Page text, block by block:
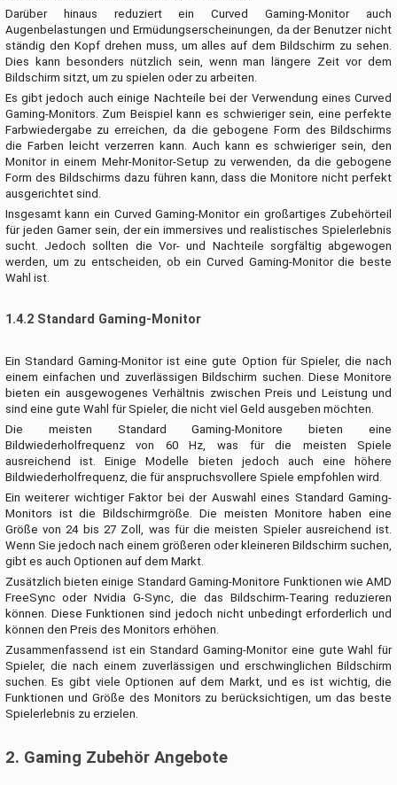
Darüber hinaus reduziert ein Curved Gaming-Monitor auch
Augenbelastungen und Ermüdungserscheinungen, da der Benutzer nicht
ständig den Kopf drehen muss, um alles auf dem Bildschirm zu sehen.
Dies kann besonders nützlich sein, wenn man längere Zeit vor dem
Bildschirm sitzt, um zu spielen oder zu arbeiten.
Es gibt jedoch auch einige Nachteile bei der Verwendung eines Curved
Gaming-Monitors. Zum Beispiel kann es schwieriger sein, eine perfekte
Farbwiedergabe zu erreichen, da die gebogene Form des Bildschirms
die Farben leicht verzerren kann. Auch kann es schwieriger sein, den
Monitor in einem Mehr-Monitor-Setup zu verwenden, da die gebogene
Form des Bildschirms dazu führen kann, dass die Monitore nicht perfekt
ausgerichtet sind.
Insgesamt kann ein Curved Gaming-Monitor ein großartiges Zubehörteil
für jeden Gamer sein, der ein immersives und realistisches Spielerlebnis
sucht. Jedoch sollten die Vor- und Nachteile sorgfältig abgewogen
werden, um zu entscheiden, ob ein Curved Gaming-Monitor die beste
Wahl ist.
1.4.2 Standard Gaming-Monitor
Ein Standard Gaming-Monitor ist eine gute Option für Spieler, die nach
einem einfachen und zuverlässigen Bildschirm suchen. Diese Monitore
bieten ein ausgewogenes Verhältnis zwischen Preis und Leistung und
sind eine gute Wahl für Spieler, die nicht viel Geld ausgeben möchten.
Die meisten Standard Gaming-Monitore bieten eine
Bildwiederholfrequenz von 60 Hz, was für die meisten Spiele
ausreichend ist. Einige Modelle bieten jedoch auch eine höhere
Bildwiederholfrequenz, die für anspruchsvollere Spiele empfohlen wird.
Ein weiterer wichtiger Faktor bei der Auswahl eines Standard Gaming-
Monitors ist die Bildschirmgröße. Die meisten Monitore haben eine
Größe von 24 bis 27 Zoll, was für die meisten Spieler ausreichend ist.
Wenn Sie jedoch nach einem größeren oder kleineren Bildschirm suchen,
gibt es auch Optionen auf dem Markt.
Zusätzlich bieten einige Standard Gaming-Monitore Funktionen wie AMD
FreeSync oder Nvidia G-Sync, die das Bildschirm-Tearing reduzieren
können. Diese Funktionen sind jedoch nicht unbedingt erforderlich und
können den Preis des Monitors erhöhen.
Zusammenfassend ist ein Standard Gaming-Monitor eine gute Wahl für
Spieler, die nach einem zuverlässigen und erschwinglichen Bildschirm
suchen. Es gibt viele Optionen auf dem Markt, und es ist wichtig, die
Funktionen und Größe des Monitors zu berücksichtigen, um das beste
Spielerlebnis zu erzielen.
2. Gaming Zubehör Angebote